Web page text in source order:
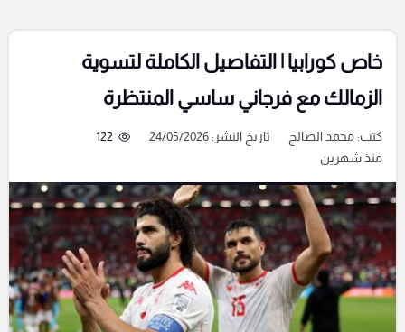
خاص كورابيا | التفاصيل الكاملة لتسوية
الزمالك مع فرجاني ساسي المنتظرة
كتب:محمد الصالح تاريخ النشر: 24/05/2026
122
منذ شهرين